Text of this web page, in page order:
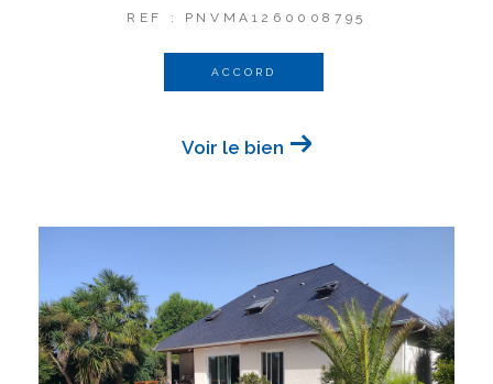
REF : PNVMA1260008795
ACCORD
Voir le bien